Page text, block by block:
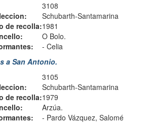
3108
Schubarth-Santamarina
de recolla:1981
O Bolo.
- Celia
a San Antonio.
3105
Schubarth-Santamarina
de recolla:1979
Arzúa.
- Pardo Vázquez, Salomé